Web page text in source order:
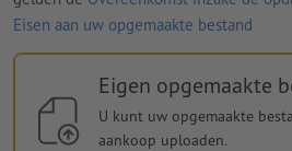
Eisen aan uw opgemaakte bestand
Eigen opgemaakte
U kunt uw opgemaakte
aankoop uploaden.